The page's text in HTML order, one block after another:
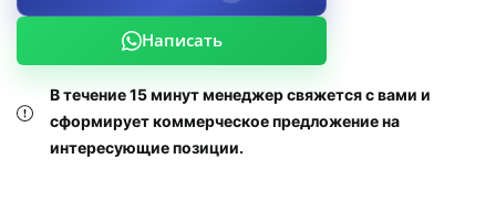
Написать
В течение 15 минут менеджер свяжется с вами и
сформирует коммерческое предложение на
интересующие позиции.